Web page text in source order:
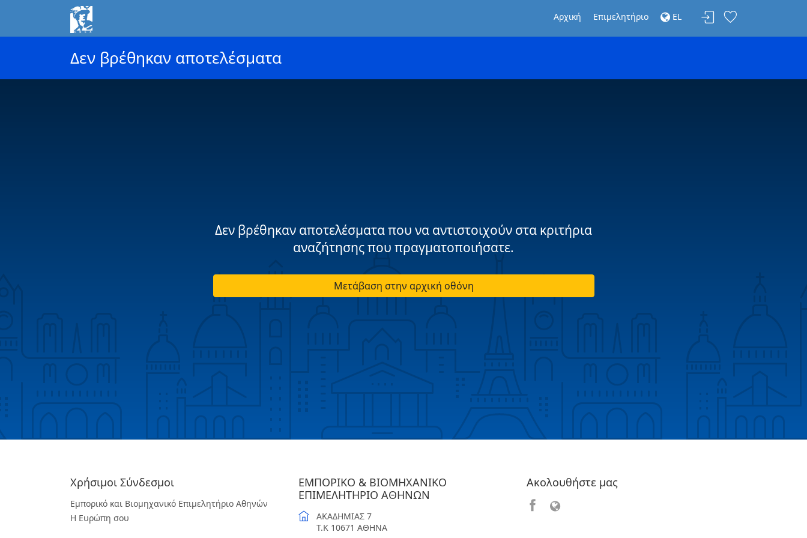
Αρχική Επιμελητήριο EL
Δεν βρέθηκαν αποτελέσματα
Δεν βρέθηκαν αποτελέσματα που να αντιστοιχούν στα κριτήρια
αναζήτησης που πραγματοποιήσατε.
Μετάβαση στην αρχική οθόνη
Χρήσιμοι Σύνδεσμοι
Εμπορικό και Βιομηχανικό Επιμελητήριο Αθηνών
Η Ευρώπη σου
ΕΜΠΟΡΙΚΟ & ΒΙΟΜΗΧΑΝΙΚΟ
ΕΠΙΜΕΛΗΤΗΡΙΟ ΑΘΗΝΩΝ
ΑΚΑΔΗΜΙΑΣ 7
T.K 10671 ΑΘΗΝΑ
Ακολουθήστε μας